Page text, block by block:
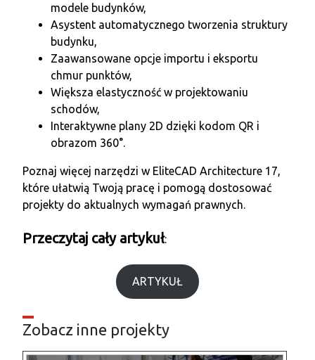
modele budynków,
Asystent automatycznego tworzenia struktury
budynku,
Zaawansowane opcje importu i eksportu
chmur punktów,
Większa elastyczność w projektowaniu
schodów,
Interaktywne plany 2D dzięki kodom QR i
obrazom 360°.
Poznaj więcej narzędzi w EliteCAD Architecture 17,
które ułatwią Twoją pracę i pomogą dostosować
projekty do aktualnych wymagań prawnych.
Przeczytaj cały artykuł:
ARTYKUŁ
Zobacz inne projekty